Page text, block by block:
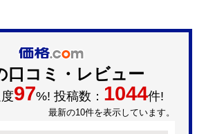
口コミ・レビュー
97%! 投稿数： 1044件!
最新の10件を表示しています。